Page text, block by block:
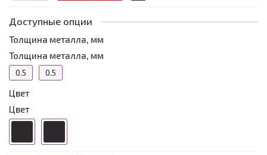
Доступные опции
Толщина металла, мм
Толщина металла, мм
0.5 0.5
Цвет
Цвет